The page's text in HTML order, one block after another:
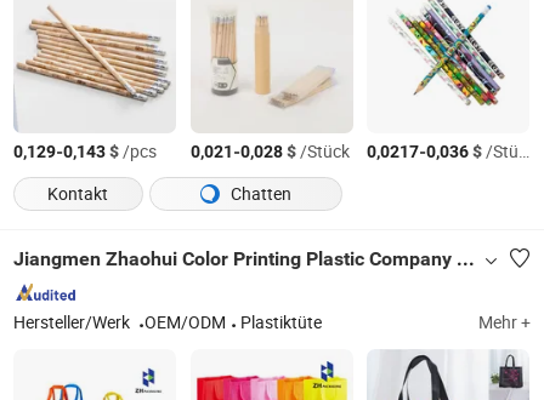
0,129-0,143$/pcs 0,021-0,028$/Stück 0,0217-0,036$/Stück
Kontakt
Chatten
Jiangmen Zhaohui Color Printing Plastic Company Ltd.
Hersteller/Werk OEM/ODM Plastiktüte Mehr +